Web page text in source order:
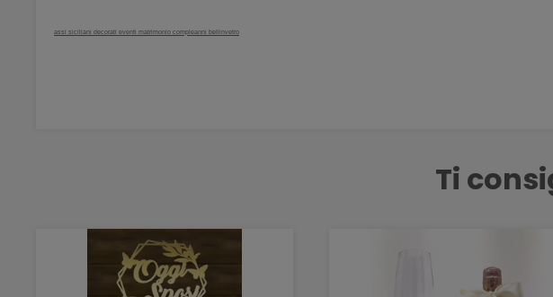
assi siciliani decorati eventi matrimonio compleanni bellinvetro
Ti